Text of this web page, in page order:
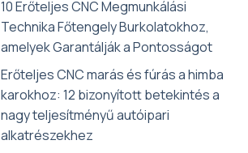
10 Erőteljes CNC Megmunkálási
Technika Főtengely Burkolatokhoz,
amelyek Garantálják a Pontosságot
Erőteljes CNC marás és fúrás a himba
karokhoz: 12 bizonyított betekintés a
nagy teljesítményű autóipari
alkatrészekhez